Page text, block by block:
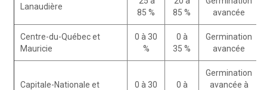
Lanaudière
85 %
85 %
avancée
Centre-du-Québec et
Mauricie
0 à 30
%
0 à
35 %
Germination
avancée
Capitale-Nationale et
0 à 30
0 à
Germination
avancée à